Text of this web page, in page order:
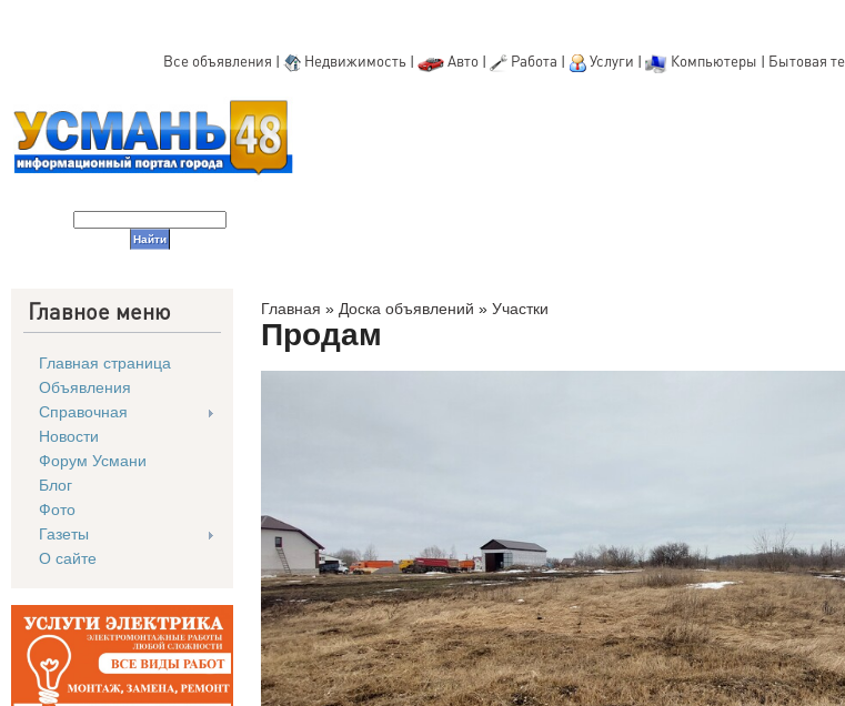
Все объявления | Недвижимость | Авто| Работа | Услуги | Компьютеры | Бытовая
Главное меню
Главная страница
Объявления
Справочная
Новости
Форум Усмани
Блог
Фото
Газеты
О сайте
Главная » Доска объявлений » Участки
Продам